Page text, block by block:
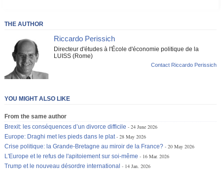
THE AUTHOR
Riccardo Perissich
Directeur d'études à l'École d'économie politique de la
LUISS (Rome)
Contact Riccardo Perissich
YOU MIGHT ALSO LIKE
From the same author
Brexit: les conséquences d’un divorce difficile
24 June 2026
Europe: Draghi met les pieds dans le plat
28 May 2026
Crise politique: la Grande-Bretagne au miroir de la France?
20 May 2026
L'Europe et le refus de l'apitoiement sur soi-même
16 Mar. 2026
Trump et le nouveau désordre international
14 Jan. 2026